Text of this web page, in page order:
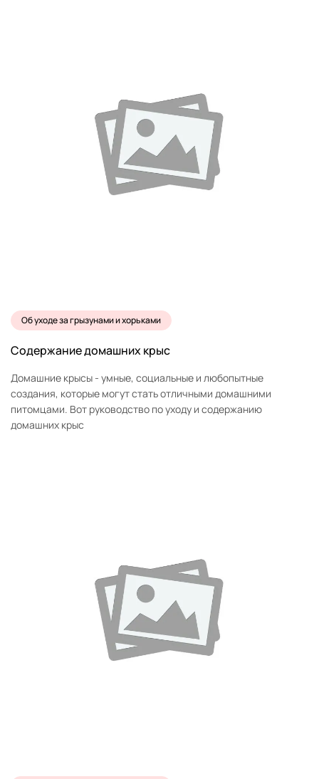
Об уходе за грызунами и хорьками
Содержание домашних крыс
Домашние крысы - умные, социальные и любопытные
создания, которые могут стать отличными домашними
питомцами. Вот руководство по уходу и содержанию
домашних крыс